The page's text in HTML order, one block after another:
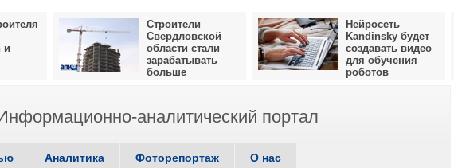
и
Строители
Свердловской
области стали
зарабатывать
больше
Нейросеть
Kandinsky будет
создавать видео
для обучения
роботов
аналитический портал
Аналитика Фоторепортаж О нас